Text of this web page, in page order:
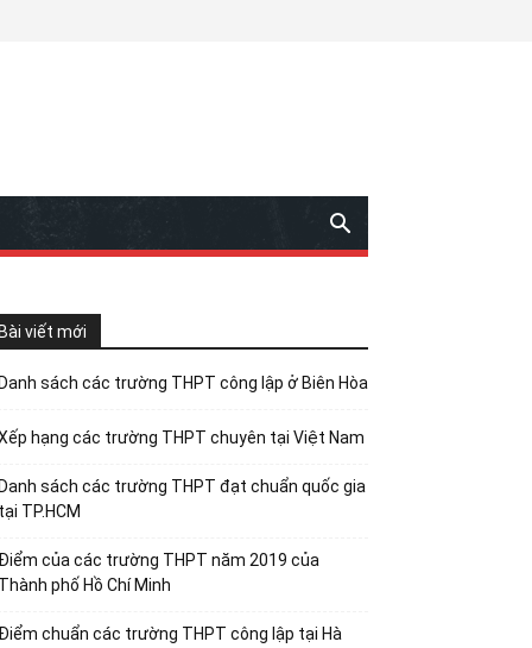
Bài viết mới
Danh sách các trường THPT công lập ở Biên Hòa
hạng các trường THPT chuyên tại Việt Nam
Danh sách các trường THPT đạt chuẩn quốc gia
tại TP.HCM
Điểm của các trường THPT năm 2019 của
Thành phố Hồ Chí Minh
Điểm chuẩn các trường THPT công lập tại Hà